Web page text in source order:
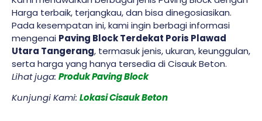
Harga terbaik, terjangkau, dan bisa dinegosiasikan.
Pada kesempatan ini, kami ingin berbagi informasi
mengenai Paving Block Terdekat Poris Plawad
Utara Tangerang, termasuk jenis, ukuran, keunggulan,
serta harga yang hanya tersedia di Cisauk Beton.
Lihat juga: Produk Paving Block
Kunjungi Kami: Lokasi Cisauk Beton